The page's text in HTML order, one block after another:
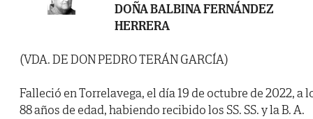
DOÑA BALBINA FERNÁNDEZ
HERRERA
(VDA. DE DON PEDRO TERÁN GARCÍA)
Falleció en Torrelavega, el día 19 de octubre de 2022, a
88 años de edad, habiendo recibido los SS. SS. y la B. A.